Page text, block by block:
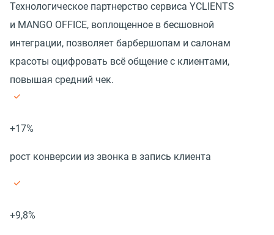
Технологическое партнерство сервиса YCLIENTS
и MANGO OFFICE, воплощенное в бесшовной
интеграции, позволяет барбершопам и салонам
красоты оцифровать всё общение с клиентами,
повышая средний чек.
+17%
рост конверсии из звонка в запись клиента
+9,8%